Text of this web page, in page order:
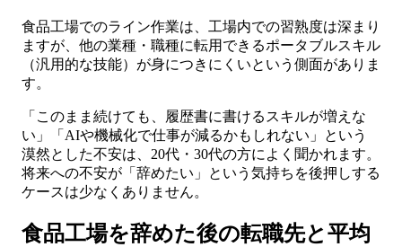
食品工場でのライン作業は、工場内での習熟度は深まり
ますが、他の業種・職種に転用できるポータブルスキル
（汎用的な技能）が身につきにくいという側面がありま
す。
「このまま続けても、履歴書に書けるスキルが増えな
い」「AIや機械化で仕事が減るかもしれない」という
漠然とした不安は、20代・30代の方によく聞かれます。
将来への不安が「辞めたい」という気持ちを後押しする
ケースは少なくありません。
食品工場を辞めた後の転職先と平均